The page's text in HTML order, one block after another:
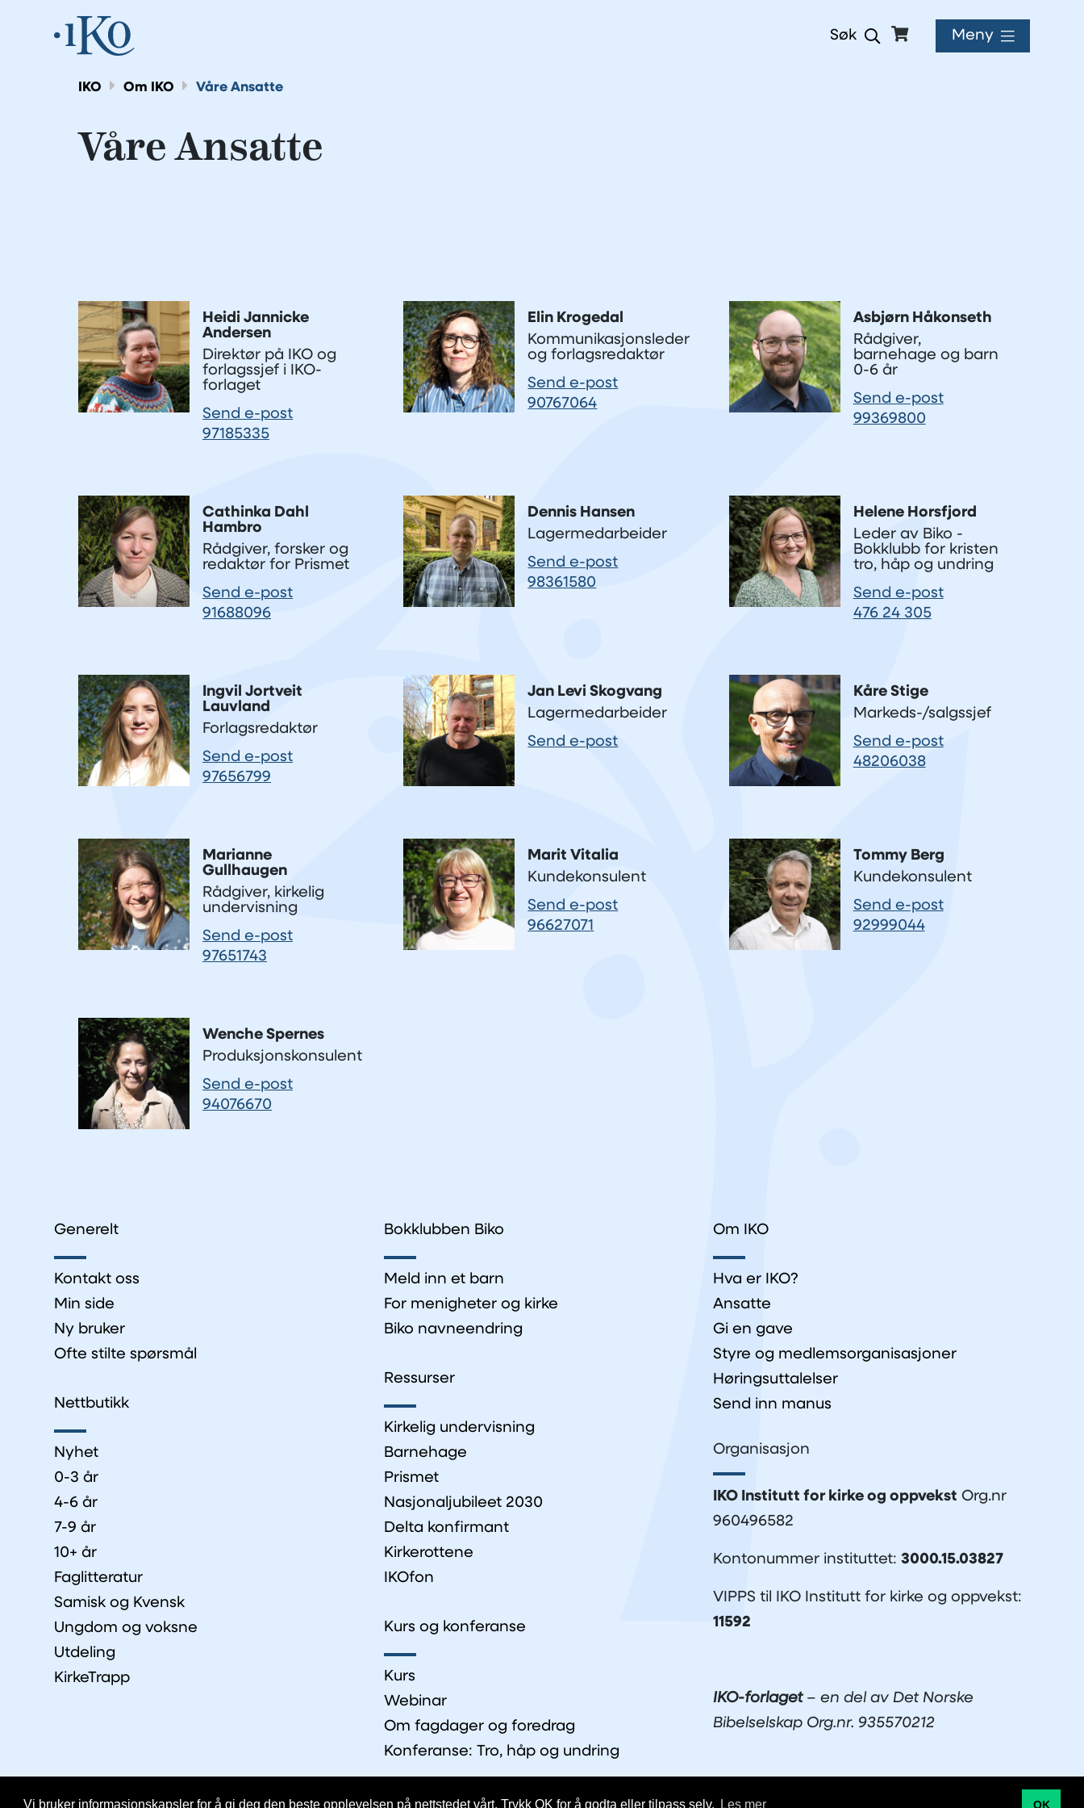
Vi bruker informasjonskapsler for å gi deg den beste opplevelsen på nettstedet vårt. Trykk OK for å godta eller tilpass selv. Les mer OK
Søk Meny
IKO Om IKO Våre Ansatte
Våre Ansatte
Heidi Jannicke
Andersen
Direktør på IKO og
forlagssjef i IKO-
forlaget
Send e-post
97185335
Elin Krogedal
Kommunikasjonsleder
og forlagsredaktør
Send e-post
90767064
Asbjørn Håkonseth
Rådgiver,
barnehage og barn
0-6 år
Send e-post
99369800
Cathinka Dahl
Hambro
Rådgiver, forsker og
redaktør for Prismet
Send e-post
91688096
Dennis Hansen
Lagermedarbeider
Send e-post
98361580
Helene Horsfjord
Leder av Biko -
Bokklubb for kristen
tro, håp og undring
Send e-post
476 24 305
Ingvil Jortveit
Lauvland
Forlagsredaktør
Send e-post
97656799
Jan Levi Skogvang
Lagermedarbeider
Send e-post
Kåre Stige
Markeds-/salgssjef
Send e-post
48206038
Marianne
Gullhaugen
Rådgiver, kirkelig
undervisning
Send e-post
97651743
Marit Vitalia
Kundekonsulent
Send e-post
96627071
Tommy Berg
Kundekonsulent
Send e-post
92999044
Wenche Spernes
Produksjonskonsulent
Send e-post
94076670
Generelt
Kontakt oss
Min side
Ny bruker
Ofte stilte spørsmål
Nettbutikk
Nyhet
0-3 år
4-6 år
7-9 år
10+ år
Faglitteratur
Samisk og Kvensk
Ungdom og voksne
Utdeling
KirkeTrapp
Bokklubben Biko
Meld inn et barn
For menigheter og kirke
Biko navneendring
Ressurser
Kirkelig undervisning
Barnehage
Prismet
Nasjonaljubileet 2030
Delta konfirmant
Kirkerottene
IKOfon
Kurs og konferanse
Kurs
Webinar
Om fagdager og foredrag
Konferanse: Tro, håp og undring
Om IKO
Hva er IKO?
Ansatte
Gi en gave
Styre og medlemsorganisasjoner
Høringsuttalelser
Send inn manus
Organisasjon
IKO Institutt for kirke og oppvekst Org.nr
960496582
Kontonummer instituttet:3000.15.03827
VIPPS til IKO Institutt for kirke og oppvekst:
11592
IKO-forlaget– en del av Det Norske
Bibelselskap Org.nr. 935570212
© Copyright 2026 IKO | Personvernerklæring